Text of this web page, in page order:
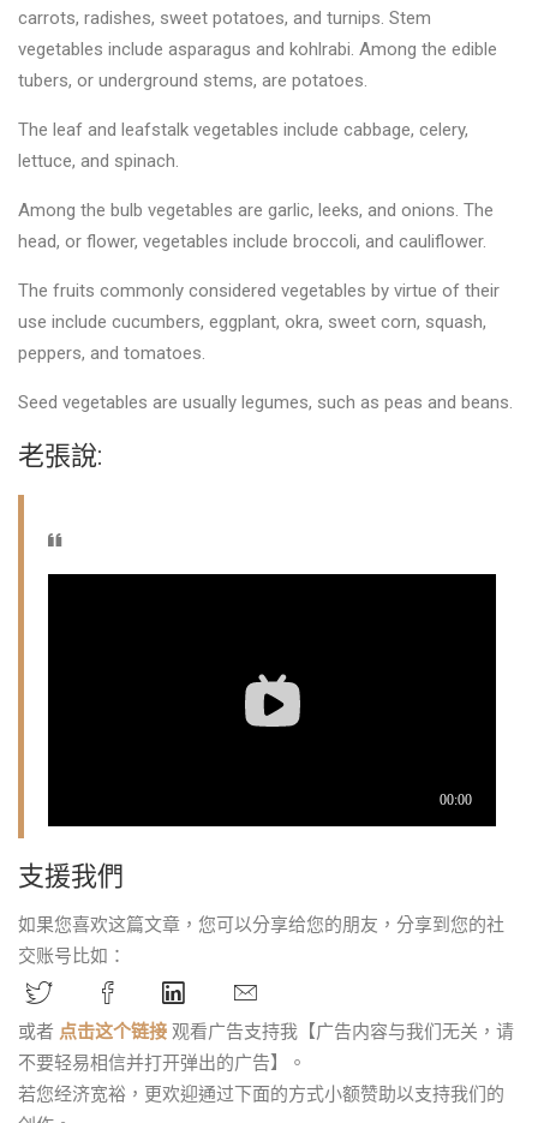
carrots, radishes, sweet potatoes, and turnips. Stem
vegetables include asparagus and kohlrabi. Among the edible
tubers, or underground stems, are potatoes.
The leaf and leafstalk vegetables include cabbage, celery,
lettuce, and spinach.
Among the bulb vegetables are garlic, leeks, and onions. The
head, or flower, vegetables include broccoli, and cauliflower.
The fruits commonly considered vegetables by virtue of their
use include cucumbers, eggplant, okra, sweet corn, squash,
peppers, and tomatoes.
Seed vegetables are usually legumes, such as peas and beans.
老張說:
支援我們
如果您喜欢这篇文章，您可以分享给您的朋友，分享到您的社
交账号比如：
或者 点击这个链接 观看广告支持我【广告内容与我们无关，请
不要轻易相信并打开弹出的广告】。
若您经济宽裕，更欢迎通过下面的方式小额赞助以支持我们的